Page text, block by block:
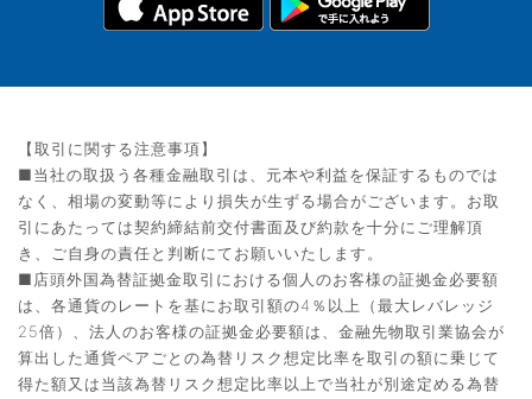
【取引に関する注意事項】
■当社の取扱う各種金融取引は、元本や利益を保証するものでは
なく、相場の変動等により損失が生ずる場合がございます。お取
引にあたっては契約締結前交付書面及び約款を十分にご理解頂
き、ご自身の責任と判断にてお願いいたします。
■店頭外国為替証拠金取引における個人のお客様の証拠金必要額
は、各通貨のレートを基にお取引額の4％以上（最大レバレッジ
25倍）、法人のお客様の証拠金必要額は、金融先物取引業協会が
算出した通貨ペアごとの為替リスク想定比率を取引の額に乗じて
得た額又は当該為替リスク想定比率以上で当社が別途定める為替